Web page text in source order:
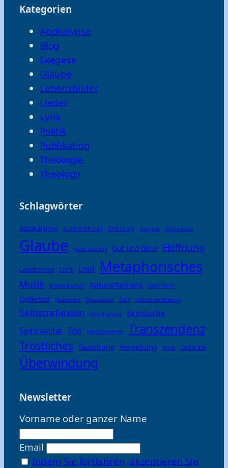
Kategorien
Apokalypse
Blog
Exegese
Glaube
Lebensbilder
Lieder
Lyrik
Politik
Publikation
Theologie
Theology
Schlagwörter
Apokalypse Auferstehung Erlösung Exegese forgiveness
Glaube good and evil Gut und Böse Hoffnung
Lebensreise Licht Lied Metaphorisches
Musik Musikalisches Naturerfahrung Ohnmacht
Opfertod Paradoxes Philosophie Salz Selbstbetrachtung
Selbstreflexion Sinnfindung
Sinnsuche
Spiritualität Tod transcendence Transzendenz
Tröstliches Täuschung Vergebung Wind Zeitkritik
Überwindung
Newsletter
Vorname oder ganzer Name
Email
Indem Sie fortfahren, akzeptieren Sie